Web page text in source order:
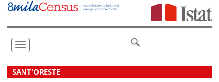
Vai
direttamente
Toggle
navigation
.
SANT'ORESTE